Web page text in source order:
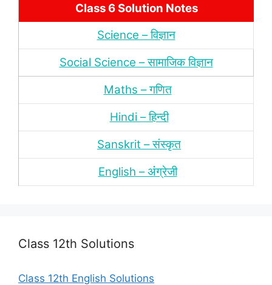
Class 6 Solution Notes
Science – विज्ञान
Social Science – सामाजिक विज्ञान
Maths – गणित
Hindi – हिन्‍दी
Sanskrit – संस्‍कृत
English – अंंग्रेजी
Class 12th Solutions
Class 12th English Solutions